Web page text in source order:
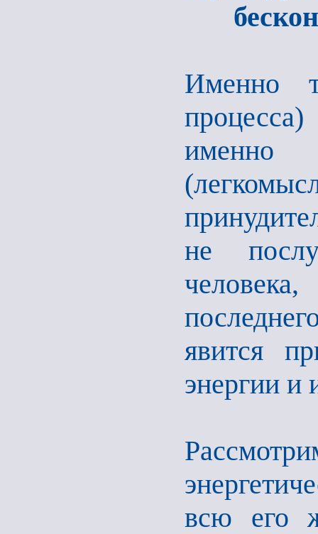
Именно
именно
не
явится
энергии и
всю его